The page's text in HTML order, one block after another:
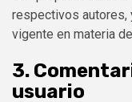
respectivos autores,
vigente en materia
3.
usuario